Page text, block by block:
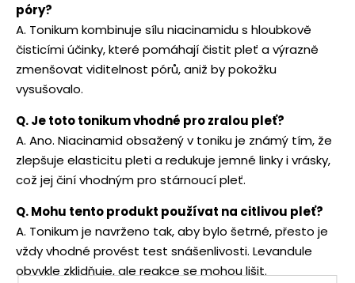
póry?
A. Tonikum kombinuje sílu niacinamidu s hloubkově
čisticími účinky, které pomáhají čistit pleť a výrazně
zmenšovat viditelnost pórů, aniž by pokožku
vysušovalo.
Q. Je toto tonikum vhodné pro zralou pleť?
A. Ano. Niacinamid obsažený v toniku je známý tím, že
zlepšuje elasticitu pleti a redukuje jemné linky i vrásky,
což jej činí vhodným pro stárnoucí pleť.
Q. Mohu tento produkt používat na citlivou pleť?
A. Tonikum je navrženo tak, aby bylo šetrné, přesto je
vždy vhodné provést test snášenlivosti. Levandule
obvykle zklidňuje, ale reakce se mohou lišit.